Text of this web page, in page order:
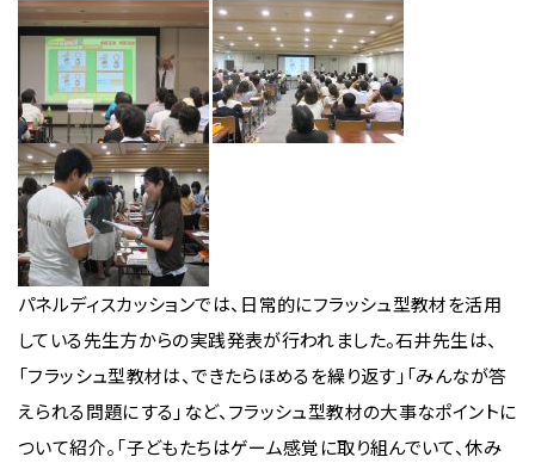
パネルディスカッションでは、日常的にフラッシュ型教材を活用
している先生方からの実践発表が行われました。石井先生は、
「フラッシュ型教材は、できたらほめるを繰り返す」「みんなが答
えられる問題にする」など、フラッシュ型教材の大事なポイントに
ついて紹介。「子どもたちはゲーム感覚に取り組んでいて、休み